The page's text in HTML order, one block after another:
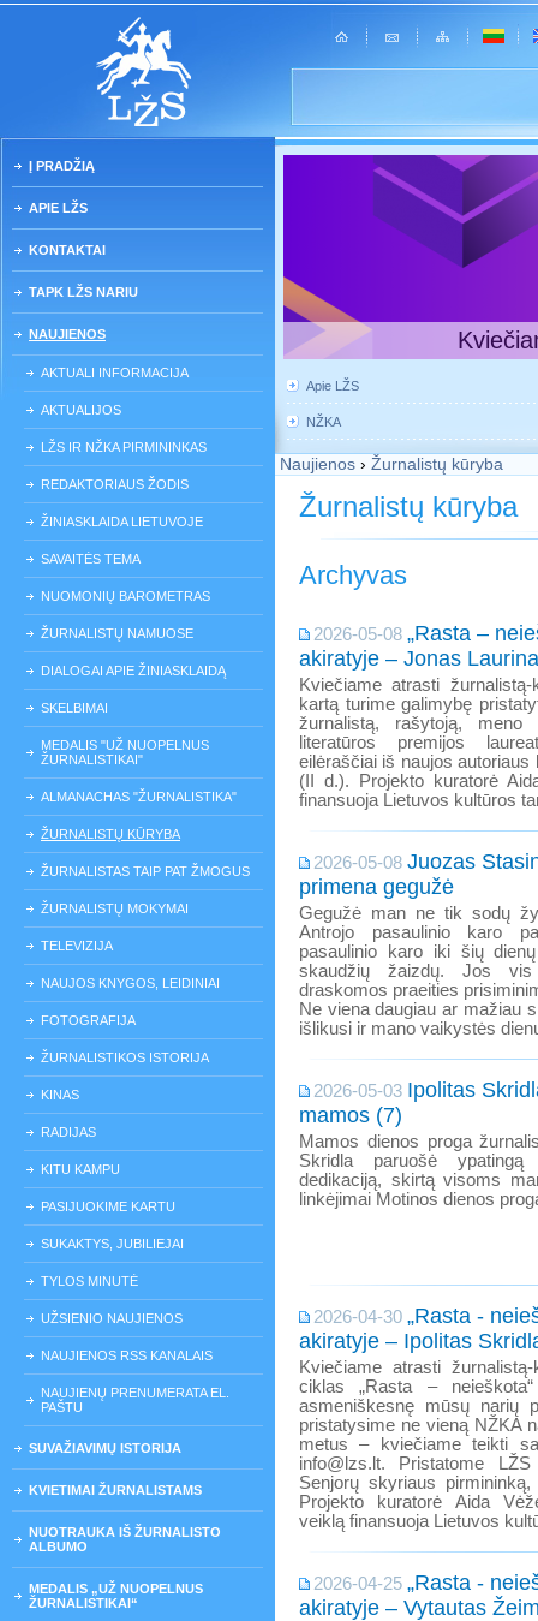
Į PRADŽIĄ
APIE LŽS
KONTAKTAI
TAPK LŽS NARIU
NAUJIENOS
AKTUALI INFORMACIJA
AKTUALIJOS
LŽS IR NŽKA PIRMININKAS
REDAKTORIAUS ŽODIS
ŽINIASKLAIDA LIETUVOJE
SAVAITĖS TEMA
NUOMONIŲ BAROMETRAS
ŽURNALISTŲ NAMUOSE
DIALOGAI APIE ŽINIASKLAIDĄ
SKELBIMAI
MEDALIS "UŽ NUOPELNUS
ŽURNALISTIKAI"
ALMANACHAS "ŽURNALISTIKA"
ŽURNALISTŲ KŪRYBA
ŽURNALISTAS TAIP PAT ŽMOGUS
ŽURNALISTŲ MOKYMAI
TELEVIZIJA
NAUJOS KNYGOS, LEIDINIAI
FOTOGRAFIJA
ŽURNALISTIKOS ISTORIJA
KINAS
RADIJAS
KITU KAMPU
PASIJUOKIME KARTU
SUKAKTYS, JUBILIEJAI
TYLOS MINUTĖ
UŽSIENIO NAUJIENOS
NAUJIENOS RSS KANALAIS
NAUJIENŲ PRENUMERATA EL.
PAŠTU
SUVAŽIAVIMŲ ISTORIJA
KVIETIMAI ŽURNALISTAMS
NUOTRAUKA IŠ ŽURNALISTO
ALBUMO
MEDALIS „UŽ NUOPELNUS
ŽURNALISTIKAI“
Apie LŽS
NŽKA
Naujienos › Žurnalistų kūryba
Žurnalistų kūryba
Archyvas
2026-05-08 „Rasta –
akiratyje – Jonas
Kviečiame atrasti
kartą turime galimybę
žurnalistą, rašytoją,
literatūros premijos
eilėraščiai iš naujos autoriaus
(II d.). Projekto kuratorė
finansuoja Lietuvos kultūros
2026-05-08 Juozas
primena gegužė
Gegužė man ne tik sodų
Antrojo pasaulinio karo
pasaulinio karo iki šių
skaudžių žaizdų. Jos
draskomos praeities
Ne viena daugiau ar mažiau
išlikusi ir mano vaikystės
2026-05-03 Ipolitas
mamos (7)
Mamos dienos proga
Skridla paruošė
dedikaciją, skirtą visoms
linkėjimai Motinos dienos
2026-04-30 „Rasta -
akiratyje – Ipolitas
Kviečiame atrasti
ciklas „Rasta –
asmeniškesnę mūsų narių
pristatysime ne vieną NŽKA
metus – kviečiame teikti
info@lzs.lt. Pristatome
Senjorų skyriaus
Projekto kuratorė Aida
veiklą finansuoja Lietuvos
2026-04-25 „Rasta -
akiratyje – Vytautas